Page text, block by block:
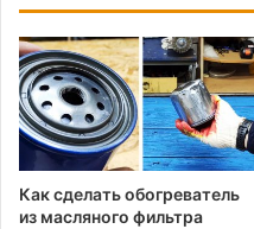
Как сделать обогреватель
из масляного фильтра